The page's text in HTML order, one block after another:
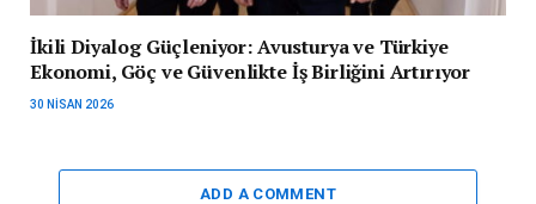
İkili Diyalog Güçleniyor: Avusturya ve Türkiye
Ekonomi, Göç ve Güvenlikte İş Birliğini Artırıyor
30 NISAN 2026
ADD A COMMENT